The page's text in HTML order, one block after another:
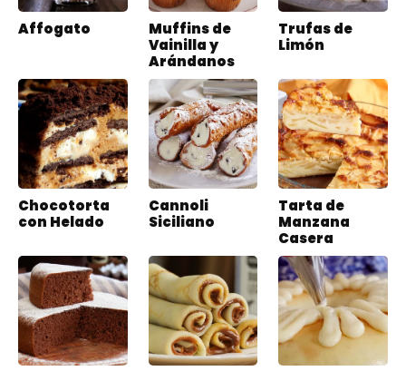
Affogato
Muffins de
Vainilla y
Arándanos
Trufas de
Limón
Chocotorta
con Helado
Cannoli
Siciliano
Tarta de
Manzana
Casera